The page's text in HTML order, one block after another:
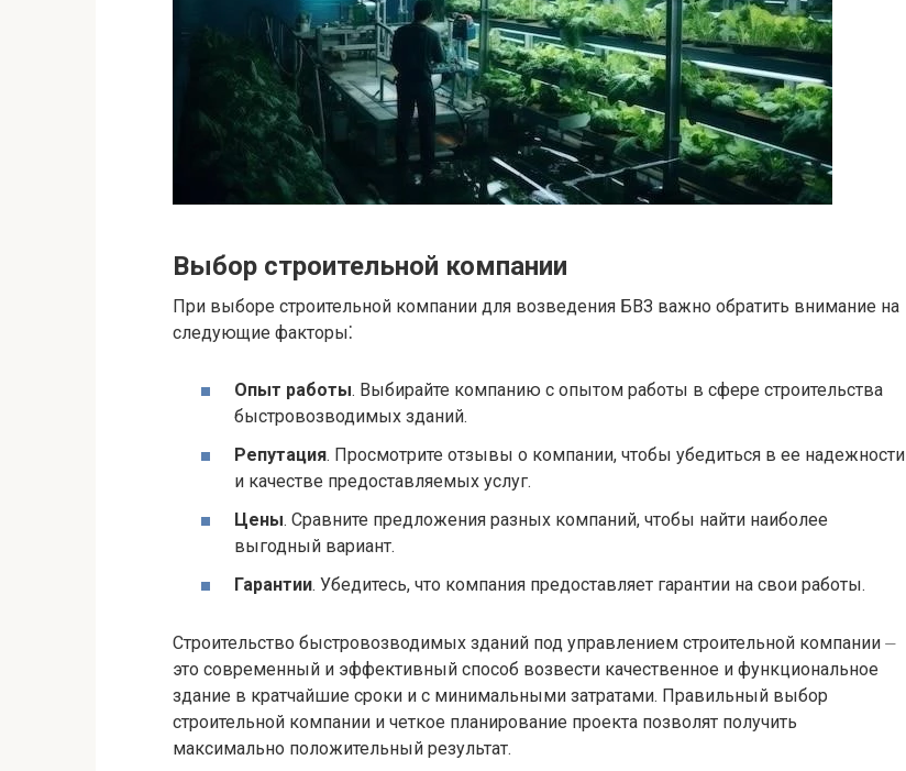
Выбор строительной компании
При выборе строительной компании для возведения БВЗ важно обратить внимание на
следующие факторы⁚
Опыт работы. Выбирайте компанию с опытом работы в сфере строительства
быстровозводимых зданий.
Репутация. Просмотрите отзывы о компании, чтобы убедиться в ее надежности
и качестве предоставляемых услуг.
Цены. Сравните предложения разных компаний, чтобы найти наиболее
выгодный вариант.
Гарантии. Убедитесь, что компания предоставляет гарантии на свои работы.
Строительство быстровозводимых зданий под управлением строительной компании ⏤
это современный и эффективный способ возвести качественное и функциональное
здание в кратчайшие сроки и с минимальными затратами. Правильный выбор
строительной компании и четкое планирование проекта позволят получить
максимально положительный результат.